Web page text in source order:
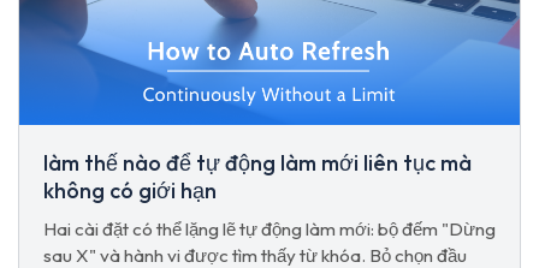
làm thế nào để tự động làm mới liên tục mà
không có giới hạn
Hai cài đặt có thể lặng lẽ tự động làm mới: bộ đếm "Dừng
sau X" và hành vi được tìm thấy từ khóa. Bỏ chọn đầu